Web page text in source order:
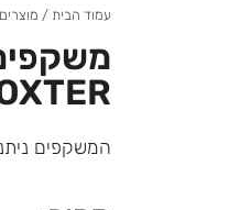
עמוד הבית /
המשקפים